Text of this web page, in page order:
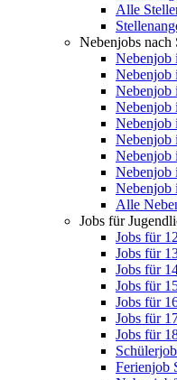
Alle
Nebenjobs nach
Nebenjob
Nebenjob
Nebenjob
Nebenjob
Nebenjob
Nebenjob
Nebenjob
Nebenjob
Nebenjob
Alle
Jobs für
Jobs für
Jobs für
Jobs für
Jobs für
Jobs für
Jobs für
Jobs für
Ferienjob